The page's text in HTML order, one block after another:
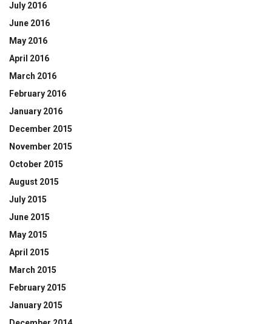
July 2016
June 2016
May 2016
April 2016
March 2016
February 2016
January 2016
December 2015
November 2015
October 2015
August 2015
July 2015
June 2015
May 2015
April 2015
March 2015
February 2015
January 2015